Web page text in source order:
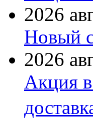
2026
Новый
2026
Акция